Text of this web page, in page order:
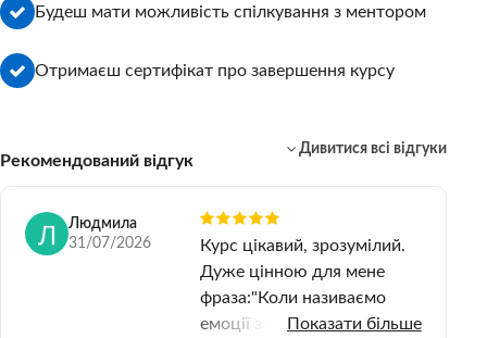
Будеш мати можливість спілкування з ментором
Отримаєш сертифікат про завершення курсу
Рекомендований відгук
Дивитися всі відгуки
Людмила
31/07/2026
Курс цікавий, зрозумілий.
Дуже цінною для мене
фраза:"Коли називаємо
емоції забираємо у них
Показати більше